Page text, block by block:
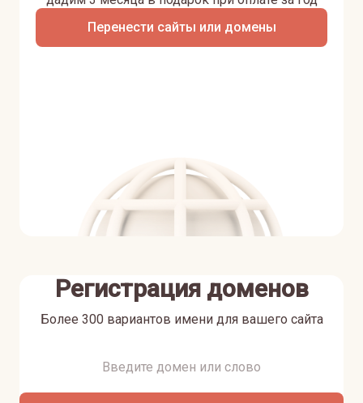
Перенести сайты или домены
Регистрация доменов
Более 300 вариантов имени для вашего сайта